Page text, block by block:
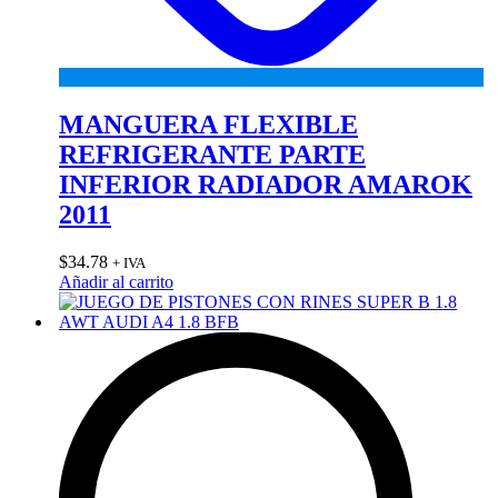
MANGUERA FLEXIBLE
REFRIGERANTE PARTE
INFERIOR RADIADOR AMAROK
2011
$34.78 + IVA
Añadir al carrito